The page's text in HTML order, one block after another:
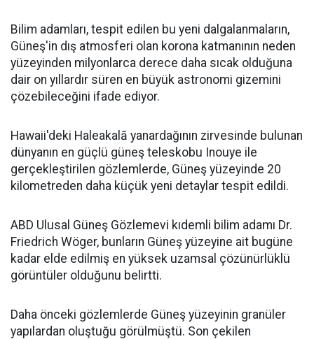
Bilim adamları, tespit edilen bu yeni dalgalanmaların,
Güneş'in dış atmosferi olan korona katmanının neden
yüzeyinden milyonlarca derece daha sıcak olduğuna
dair on yıllardır süren en büyük astronomi gizemini
çözebileceğini ifade ediyor.
Hawaii'deki Haleakalā yanardağının zirvesinde bulunan
dünyanın en güçlü güneş teleskobu Inouye ile
gerçekleştirilen gözlemlerde, Güneş yüzeyinde 20
kilometreden daha küçük yeni detaylar tespit edildi.
ABD Ulusal Güneş Gözlemevi kıdemli bilim adamı Dr.
Friedrich Wöger, bunların Güneş yüzeyine ait bugüne
kadar elde edilmiş en yüksek uzamsal çözünürlüklü
görüntüler olduğunu belirtti.
Daha önceki gözlemlerde Güneş yüzeyinin granüler
yapılardan oluştuğu görülmüştü. Son çekilen